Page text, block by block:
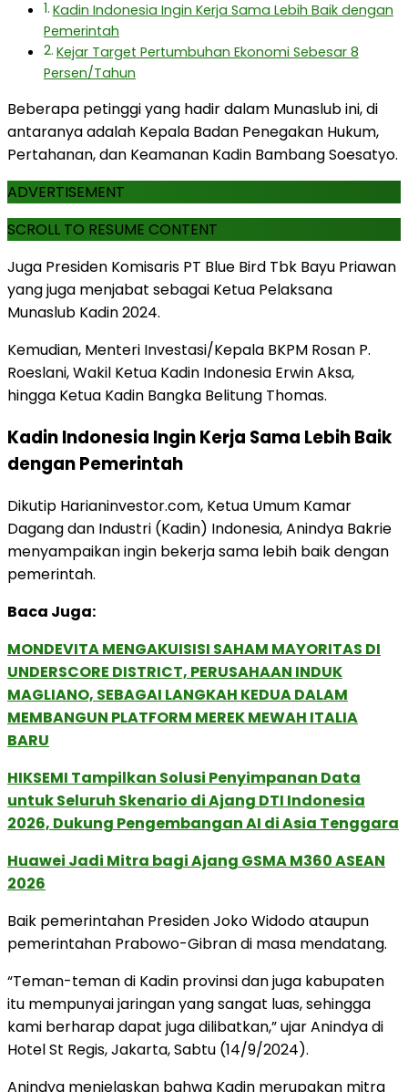
Kadin Indonesia Ingin Kerja Sama Lebih Baik dengan
Pemerintah
Kejar Target Pertumbuhan Ekonomi Sebesar 8
Persen/Tahun
Beberapa petinggi yang hadir dalam Munaslub ini, di
antaranya adalah Kepala Badan Penegakan Hukum,
Pertahanan, dan Keamanan Kadin Bambang Soesatyo.
ADVERTISEMENT
SCROLL TO RESUME CONTENT
Juga Presiden Komisaris PT Blue Bird Tbk Bayu Priawan
yang juga menjabat sebagai Ketua Pelaksana
Munaslub Kadin 2024.
Kemudian, Menteri Investasi/Kepala BKPM Rosan P.
Roeslani, Wakil Ketua Kadin Indonesia Erwin Aksa,
hingga Ketua Kadin Bangka Belitung Thomas.
Kadin Indonesia Ingin Kerja Sama Lebih Baik
dengan Pemerintah
Dikutip Harianinvestor.com, Ketua Umum Kamar
Dagang dan Industri (Kadin) Indonesia, Anindya Bakrie
menyampaikan ingin bekerja sama lebih baik dengan
pemerintah.
Baca Juga:
MONDEVITA MENGAKUISISI SAHAM MAYORITAS DI
UNDERSCORE DISTRICT, PERUSAHAAN INDUK
MAGLIANO, SEBAGAI LANGKAH KEDUA DALAM
MEMBANGUN PLATFORM MEREK MEWAH ITALIA
BARU
HIKSEMI Tampilkan Solusi Penyimpanan Data
untuk Seluruh Skenario di Ajang DTI Indonesia
2026, Dukung Pengembangan AI di Asia Tenggara
Huawei Jadi Mitra bagi Ajang GSMA M360 ASEAN
2026
Baik pemerintahan Presiden Joko Widodo ataupun
pemerintahan Prabowo-Gibran di masa mendatang.
“Teman-teman di Kadin provinsi dan juga kabupaten
itu mempunyai jaringan yang sangat luas, sehingga
kami berharap dapat juga dilibatkan,” ujar Anindya di
Hotel St Regis, Jakarta, Sabtu (14/9/2024).
Anindya menjelaskan bahwa Kadin merupakan mitra